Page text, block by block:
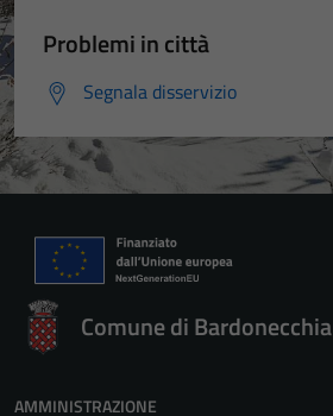
Problemi in città
Segnala disservizio
Comune di Bardonecchia
AMMINISTRAZIONE